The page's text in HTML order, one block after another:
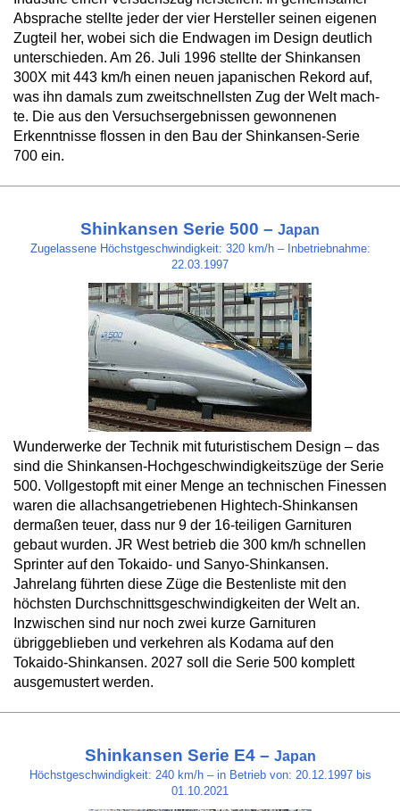
Ab­spra­che stell­te je­der der vier Her­stel­ler sei­nen ei­ge­nen
Zug­teil her, wo­bei sich die End­wa­gen im De­sign deut­lich
un­ter­schie­den. Am 26. Ju­li 1996 stell­te der Shink­an­sen
300X mit 443 km/h ei­nen neu­en ja­pa­ni­schen Re­kord auf,
was ihn da­mals zum zweit­schnells­ten Zug der Welt mach­
te. Die aus den Versuchsergebnissen gewonnenen
Erkenntnisse flossen in den Bau der Shinkansen-Serie
700 ein.
Shinkansen Serie 500 – Japan
Zugelassene Höchstgeschwindigkeit: 320 km/h – Inbetriebnahme:
22.03.1997
Wunderwerke der Technik mit futuristischem Design – das
sind die Shinkansen-Hochgeschwindigkeitszüge der Serie
500. Vollgestopft mit einer Menge an technischen Finessen
waren die allachsangetriebenen Hightech-Shinkansen
dermaßen teuer, dass nur 9 der 16-teiligen Garnituren
gebaut wurden. JR West betrieb die 300 km/h schnellen
Sprinter auf den Tokaido- und Sanyo-Shinkansen.
Jahrelang führten diese Züge die Bestenliste mit den
höchsten Durchschnittsgeschwindigkeiten der Welt an.
Inzwischen sind nur noch zwei kurze Garnituren
übriggeblieben und verkehren als Kodama auf den
Tokaido-Shinkansen. 2027 soll die Serie 500 komplett
ausgemustert werden.
Shinkansen Serie E4 – Japan
Höchstgeschwindigkeit: 240 km/h – in Betrieb von: 20.12.1997 bis
01.10.2021